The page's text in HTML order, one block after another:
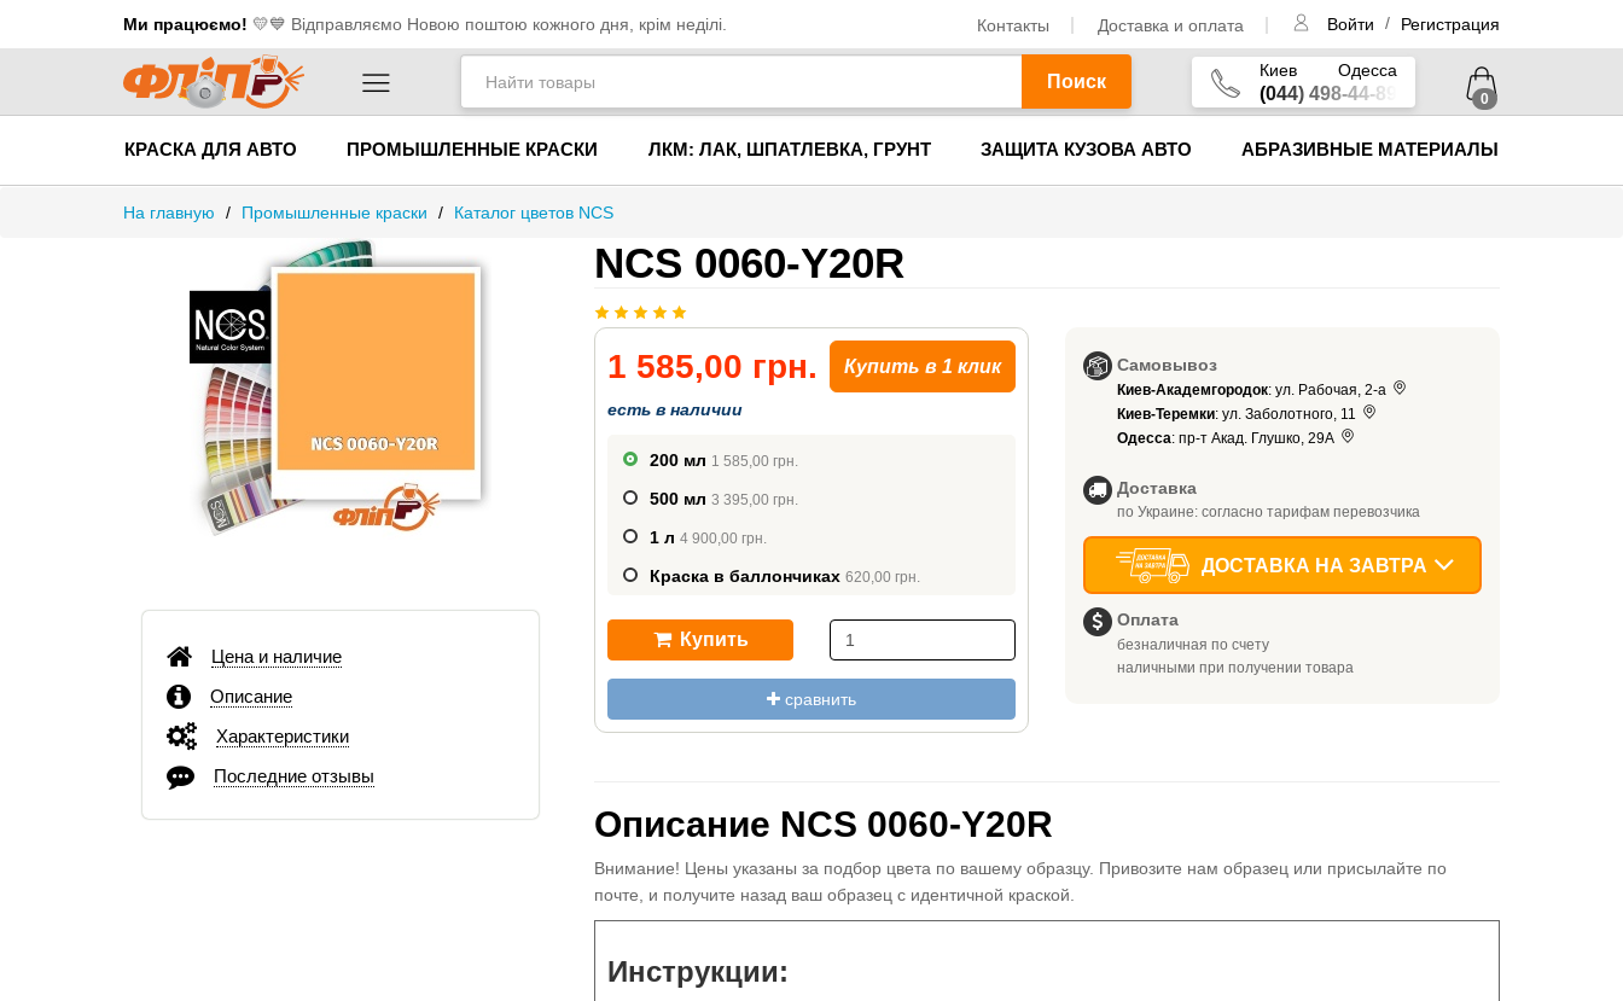
Ми працюємо! 💛​💙 Відправляємо Новою поштою кожного дня, крім неділі. Контакты Доставка и оплата Войти / Регистрация
Поиск
Киев Одесса
(044) 498-44-89 0
КРАСКА ДЛЯ АВТО ПРОМЫШЛЕННЫЕ КРАСКИ ЛКМ: ЛАК, ШПАТЛЕВКА, ГРУНТ ЗАЩИТА КУЗОВА АВТО АБРАЗИВНЫЕ МАТЕРИАЛЫ
На главную / Промышленные краски / Каталог цветов NCS
Цена и наличие
Описание
Характеристики
Последние отзывы
NCS 0060-Y20R
1 585,00 грн. Купить в 1 клик
есть в наличии
200 мл 1 585,00 грн.
500 мл 3 395,00 грн.
1 л 4 900,00 грн.
Краска в баллончиках 620,00 грн.
Купить
сравнить
Самовывоз
Киев-Академгородок: ул. Рабочая, 2-а
Киев-Теремки: ул. Заболотного, 11
Одесса: пр-т Акад. Глушко, 29А
Доставка
по Украине: согласно тарифам перевозчика
ДОСТАВКА НА ЗАВТРА
Оплата
безналичная по счету
наличными при получении товара
Описание NCS 0060-Y20R
Внимание! Цены указаны за подбор цвета по вашему образцу. Привозите нам образец или присылайте по
почте, и получите назад ваш образец с идентичной краской.
Инструкции: